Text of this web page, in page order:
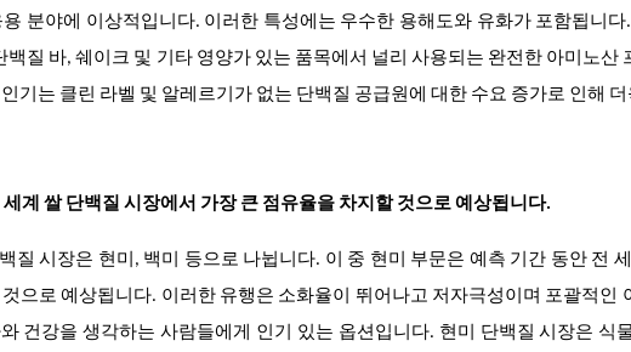
분야에 이상적입니다. 이러한 특성에는 우수한 용해도와 유화가 포함됩니다
백질 바, 쉐이크 및 기타 영양가 있는 품목에서 널리 사용되는 완전한 아미노산
기는 클린 라벨 및 알레르기가 없는 단백질 공급원에 대한 수요 증가로 인해
계 쌀 단백질 시장에서 가장 큰 점유율을 차지할 것으로 예상됩니다.
질 시장은 현미, 백미 등으로 나뉩니다. 이 중 현미 부문은 예측 기간 동안 전
으로 예상됩니다. 이러한 유행은 소화율이 뛰어나고 저자극성이며 포괄적인
건강을 생각하는 사람들에게 인기 있는 옵션입니다. 현미 단백질 시장은 식